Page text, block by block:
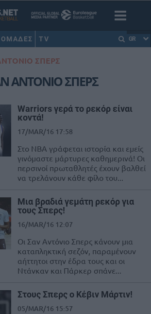
ΟΜΑΔΕΣ TV GR
ΣΠΕΡΣ
ΑΝΤΟΝΙΟ ΣΠΕΡΣ
Warriors γερά το ρεκόρ είναι
κοντά!
17/MAR/16 17:58
Στο ΝΒΑ γράφεται ιστορία και εμείς
γινόμαστε μάρτυρες καθημερινά! Οι
περσινοί πρωταθλητές έχουν βαλθεί
να τρελάνουν κάθε φίλο του...
Μια βραδιά γεμάτη ρεκόρ για
τους Σπερς!
16/MAR/16 12:07
Οι Σαν Αντόνιο Σπερς κάνουν μια
καταπληκτική σεζόν, παραμένουν
αήττητοι στην έδρα τους και οι
Ντάνκαν και Πάρκερ σπάνε...
Στους Σπερς ο Κέβιν Μάρτιν!
05/MAR/16 15:57